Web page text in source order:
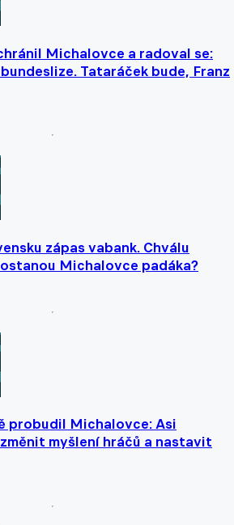
Michalovce a radoval se:
Tataráček bude, Franz
zápas vabank. Chválu
Michalovce padáka?
probudil Michalovce: Asi
myšlení hráčů a nastavit